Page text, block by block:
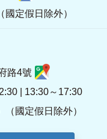
定假日除外）
路4號
| 13:30～17:30
（國定假日除外）